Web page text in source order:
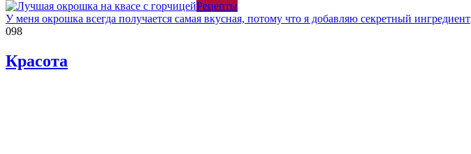
Рецепты
У меня окрошка всегда получается самая вкусная, потому что я добавляю секретный ингредиент
098
Красота